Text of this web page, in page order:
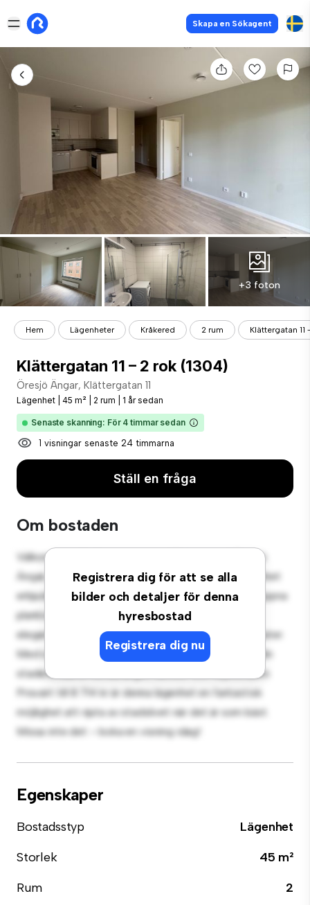
Skapa en Sökagent
+3 foton
Hem Lägenheter Kråkered 2 rum Klättergatan 11
Klättergatan 11 – 2 rok (1304)
Öresjö Ängar, Klättergatan 11
Lägenhet 45 m² 2 rum 1 år sedan
Senaste skanning: För 4 timmar sedan
1 visningar senaste 24 timmarna
Ställ en fråga
Om bostaden
Registrera dig för att se alla
bilder och detaljer för denna
hyresbostad
Registrera dig nu
Välkommen till ditt nya urbana tillflyktsort på Öresjö
Ängar, Klättergatan 11! Denna moderna 2-rumslägenhet
erbjuder ett elegant och mysigt vardagsrum. Den öppna
planlösningen är perfekt för underhållning, och det
eleganta köket är utrustat med förstklassiga apparater.
Med sitt utmärkta läge ligger du bara några steg från
stadens bästa restauranger, butiker och nöjesställen.
Prisvärt till 8 714 kr är denna lägenhet en fantastisk
möjlighet att njuta av stadslivet när det är som bäst.
Missa inte det – boka en visning idag!
Egenskaper
Bostadsstyp
Lägenhet
Storlek
45 m²
Rum
2